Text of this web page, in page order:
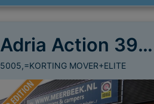
Adria Action 391 LH
5005,=KORTING MOVER+ELITE